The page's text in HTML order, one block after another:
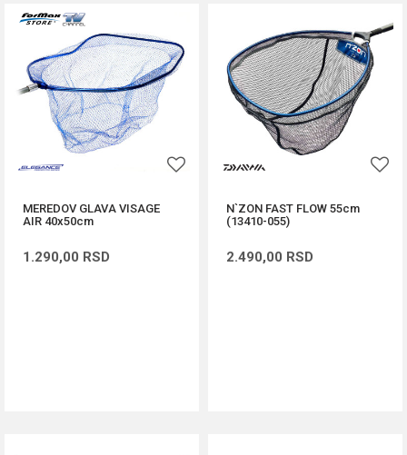
MEREDOV GLAVA VISAGE
AIR 40x50cm
1.290,00 RSD
N`ZON FAST FLOW 55cm
(13410-055)
2.490,00 RSD